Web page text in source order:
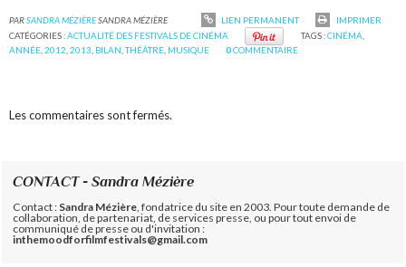
PARSANDRA MÉZIÈRESANDRA MÉZIÈRE LIEN PERMANENT
IMPRIMER
CATÉGORIES :ACTUALITÉ DES FESTIVALS DE CINÉMA TAGS :CINÉMA
ANNÉE ,2012 ,2013 BILAN ,THÉÂTRE MUSIQUE 0COMMENTAIRE
Les commentaires sont fermés.
CONTACT - Sandra Mézière
Contact : Sandra Mézière , fondatrice du site en 2003. Pour toute demande de
collaboration, de partenariat, de services presse, ou pour tout envoi de
communiqué de presse ou d'invitation :
inthemoodforfilmfestivals@gmail.com